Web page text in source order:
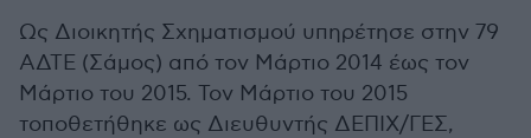
Ως Διοικητής Σχηματισμού υπηρέτησε στην 79
ΑΔΤΕ (Σάμος) από τον Μάρτιο 2014 έως τον
Μάρτιο του 2015. Τον Μάρτιο του 2015
τοποθετήθηκε ως Διευθυντής ΔΕΠΙΧ/ΓΕΣ,